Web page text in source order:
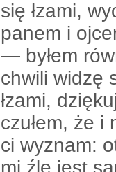
się łzami,
panem i
— byłem
chwili widzę
łzami,
czułem, że
ci wyznam:
mi źle jest